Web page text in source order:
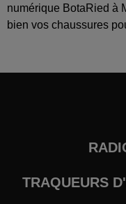
numérique BotaRied à
bien vos chaussures
TRAQUEURS